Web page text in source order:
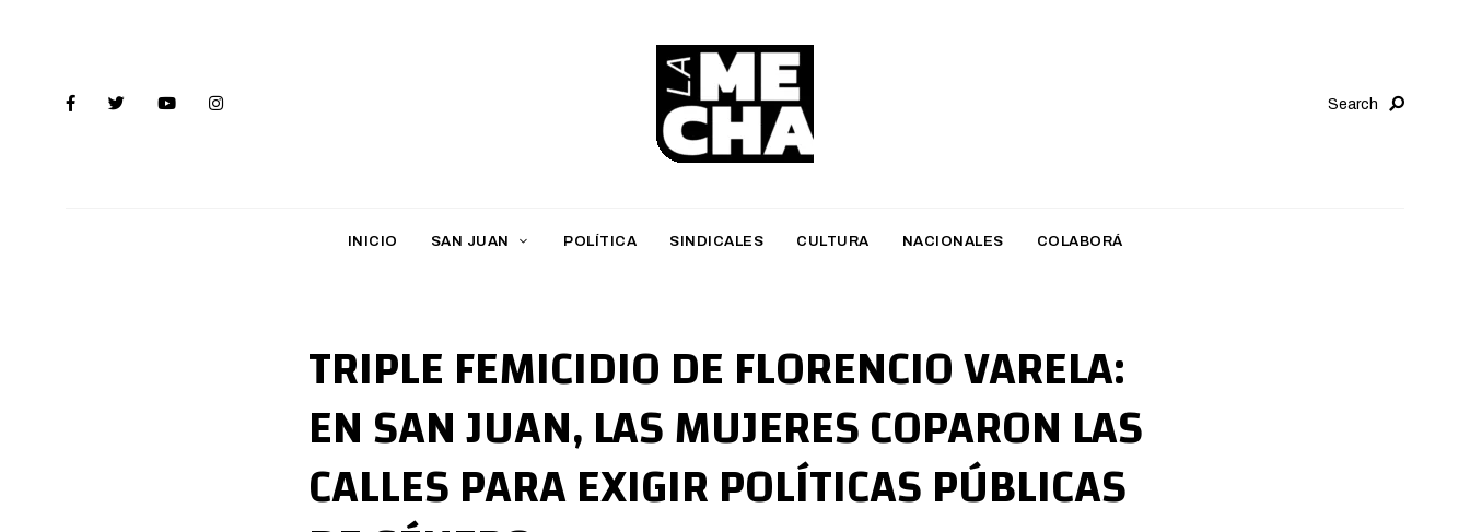
a
M
h
a
Search
INICIO SAN JUAN POLÍTICA SINDICALES CULTURA NACIONALES COLABORÁ
TRIPLE FEMICIDIO DE FLORENCIO VARELA:
EN SAN JUAN, LAS MUJERES COPARON LAS
CALLES PARA EXIGIR POLÍTICAS PÚBLICAS